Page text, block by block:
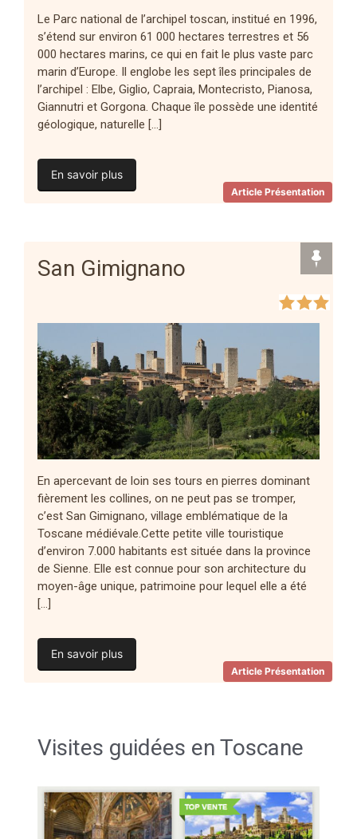
Article Présentation
Le Parc national de l’archipel toscan, institué en 1996,
s’étend sur environ 61 000 hectares terrestres et 56
000 hectares marins, ce qui en fait le plus vaste parc
marin d’Europe. Il englobe les sept îles principales de
l’archipel : Elbe, Giglio, Capraia, Montecristo, Pianosa,
Giannutri et Gorgona. Chaque île possède une identité
géologique, naturelle […]
En savoir plus
Article Présentation
San Gimignano
En apercevant de loin ses tours en pierres dominant
fièrement les collines, on ne peut pas se tromper,
c’est San Gimignano, village emblématique de la
Toscane médiévale.Cette petite ville touristique
d’environ 7.000 habitants est située dans la province
de Sienne. Elle est connue pour son architecture du
moyen-âge unique, patrimoine pour lequel elle a été
[…]
En savoir plus
Visites guidées en Toscane